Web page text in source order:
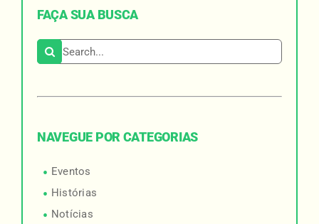
FAÇA SUA BUSCA
Search for:
NAVEGUE POR CATEGORIAS
Eventos
Histórias
Notícias